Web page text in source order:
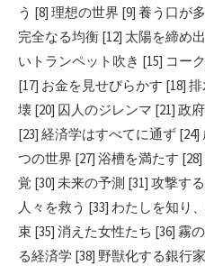
う [8] 理想の世界 [9] 養う口が
完全なる均衡 [12] 太陽を締め
いトランペット吹き [15] コー
[17] お金を見せびらかす [18]
壊 [20] 囚人のジレンマ [21] 政
[23] 経済学はすべてに通ず [24]
つの世界 [27] 浴槽を満たす
覚 [30] 未来の予測 [31] 攻撃す
人々を救う [33] わたしを知り
束 [35] 消えた女性たち [36] 霧
る経済学 [38] 野獣化する銀行